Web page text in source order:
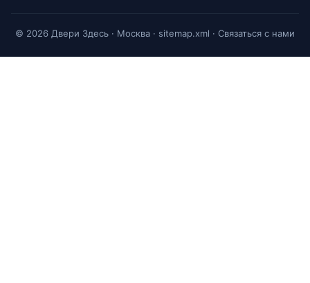
© 2026 Двери Здесь · Москва · sitemap.xml · Связаться с нами